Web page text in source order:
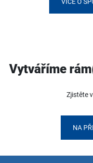
Vytváříme
Zjistěte
NA